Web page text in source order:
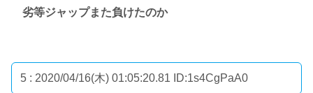
劣等ジャップまた負けたのか
5 : 2020/04/16(木) 01:05:20.81 ID:1s4CgPaA0